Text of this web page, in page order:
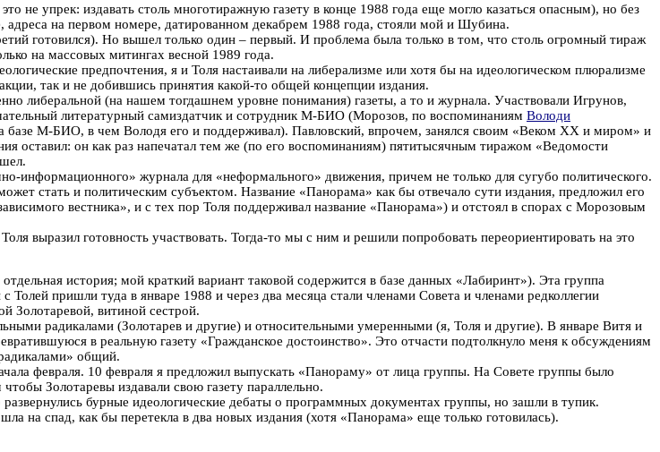
не упрек: издавать столь многотиражную газету в конце 1988 года еще могло казаться опасным), но без
адреса на первом номере, датированном декабрем 1988 года, стояли мой и Шубина.
готовился). Но вышел только один – первый. И проблема была только в том, что столь огромный тираж
на массовых митингах весной 1989 года.
предпочтения, я и Толя настаивали на либерализме или хотя бы на идеологическом плюрализме
так и не добившись принятия какой-то общей концепции издания.
либеральной (на нашем тогдашнем уровне понимания) газеты, а то и журнала. Участвовали Игрунов,
литературный самиздатчик и сотрудник М-БИО (Морозов, по воспоминаниям Володи
базе М-БИО, в чем Володя его и поддерживал). Павловский, впрочем, занялся своим «Веком XX и миром» и
оставил: он как раз напечатал тем же (по его воспоминаниям) пятитысячным тиражом «Ведомости
информационного» журнала для «неформального» движения, причем не только для сугубо политического.
стать и политическим субъектом. Название «Панорама» как бы отвечало сути издания, предложил его
вестника», и с тех пор Толя поддерживал название «Панорама») и отстоял в спорах с Морозовым
выразил готовность участвовать. Тогда-то мы с ним и решили попробовать переориентировать на это
история; мой краткий вариант таковой содержится в базе данных «Лабиринт»). Эта группа
пришли туда в январе 1988 и через два месяца стали членами Совета и членами редколлегии
Золотаревой, витиной сестрой.
радикалами (Золотарев и другие) и относительными умеренными (я, Толя и другие). В январе Витя и
в реальную газету «Гражданское достоинство». Это отчасти подтолкнуло меня к обсуждениям
общий.
февраля. 10 февраля я предложил выпускать «Панораму» от лица группы. На Совете группы было
Золотаревы издавали свою газету параллельно.
бурные идеологические дебаты о программных документах группы, но зашли в тупик.
на спад, как бы перетекла в два новых издания (хотя «Панорама» еще только готовилась).